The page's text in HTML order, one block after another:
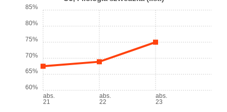
abs.
21
abs.
22
abs.
23
60%
65%
70%
75%
80%
85%